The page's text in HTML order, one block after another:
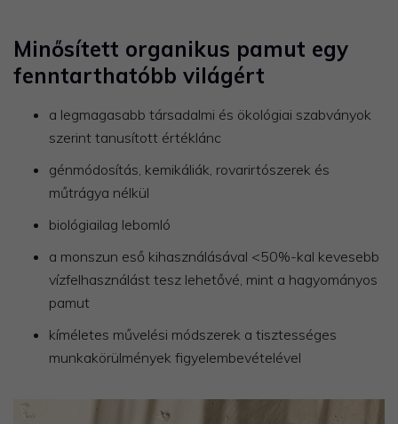
Minősített organikus pamut egy
fenntarthatóbb világért
a legmagasabb társadalmi és ökológiai szabványok
szerint tanusított értéklánc
génmódosítás, kemikáliák, rovarirtószerek és
műtrágya nélkül
biológiailag lebomló
a monszun eső kihasználásával <50%-kal kevesebb
vízfelhasználást tesz lehetővé, mint a hagyományos
pamut
kíméletes művelési módszerek a tisztességes
munkakörülmények figyelembevételével